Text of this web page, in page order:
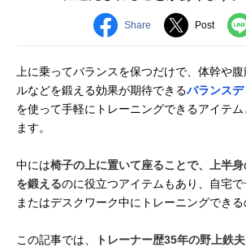
Share Post
上に乗ってバランスを保つだけで、体幹や
ルなどを鍛える効果が期待できるバランスデ
を使って手軽にトレーニングできるアイテ
ます。
中には椅子の上に置いて座ることで、上半
を鍛えるのに役立つアイテムもあり、自宅で
またはデスクワーク中にトレーニングできる
この記事では、 トレーナー歴35年の野上鉄